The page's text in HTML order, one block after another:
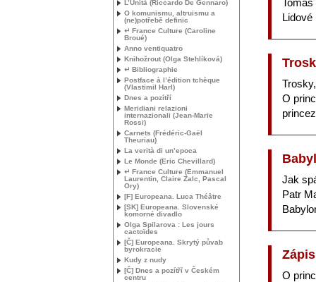
O
Jak
Patr
O
L’Unità (Riccardo De Gennaro)
O komunismu, altruismu a
(ne)potřebě definic
↵ France Culture (Caroline
Broué)
Anno ventiquatro
Knihožrout (Olga Stehlíková)
↵ Bibliographie
Postface à l’édition tchèque
(Vlastimil Harl)
Dnes a pozítří
Meridiani relazioni
internazionali (Jean-Marie
Rossi)
Carnets (Frédéric-Gaël
Theuriau)
La verità di un’epoca
Le Monde (Eric Chevillard)
↵ France Culture (Emmanuel
Laurentin, Claire Zalc, Pascal
Ory)
[F] Europeana. Luca Théâtre
[SK] Europeana. Slovenské
komorné divadlo
Olga Spilarova : Les jours
cactoïdes
[Č] Europeana. Skrytý půvab
byrokracie
Kudy z nudy
[Č] Dnes a pozítří v Českém
centru